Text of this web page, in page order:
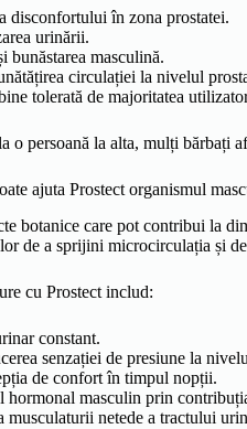
disconfortului în zona prostatei.
urinării.
masculină.
circulației la nivelul
tolerată de majoritatea
o persoană la alta, mulți
ajuta Prostect organismul
botanice care pot contribui la
de a sprijini microcirculația și
cu Prostect includ:
constant.
senzației de presiune la
de confort în timpul nopții.
hormonal masculin prin
musculaturii netede a tractului